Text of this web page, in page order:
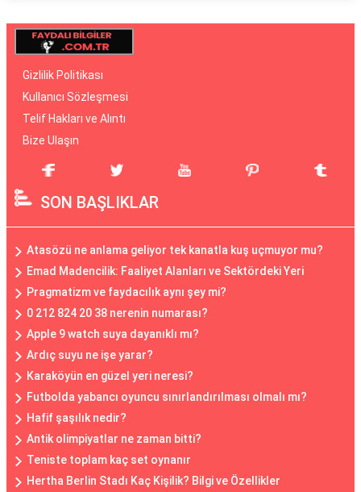
Gizlilik Politikası
Kullanıcı Sözleşmesi
Telif Hakları ve Alıntı
Bize Ulaşın
SON BAŞLIKLAR
Atasözü ne anlama geliyor tek kanatla kuş uçmuyor mu?
Emad Madencilik: Faaliyet Alanları ve Sektördeki Yeri
Pragmatizm ve faydacılık aynı şey mi?
0 212 824 20 38 nerenin numarası?
Apple 9 watch suya dayanıklı mı?
Ardıç suyu ne işe yarar?
Karaköyün en güzel yeri neresi?
Futbolda yabancı oyuncu sınırlandırılması olmalı mı?
Hafif şaşılık nedir?
Antik olimpiyatlar ne zaman bitti?
Teniste toplam kaç set oynanır
Hertha Berlin Stadı Kaç Kişilik? Bilgi ve Özellikler